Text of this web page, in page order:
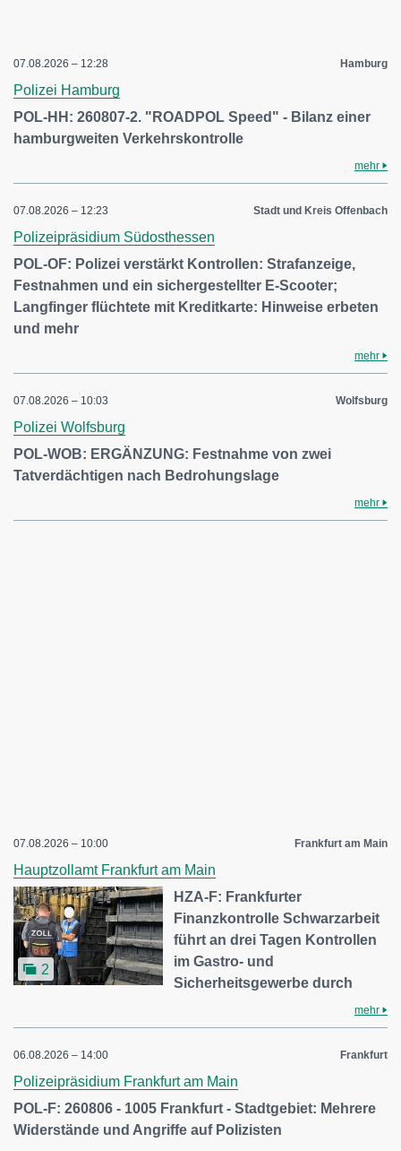
07.08.2026 – 12:28 Hamburg
Polizei Hamburg
POL-HH: 260807-2. "ROADPOL Speed" - Bilanz einer
hamburgweiten Verkehrskontrolle
mehr
07.08.2026 – 12:23 Stadt und Kreis Offenbach
Polizeipräsidium Südosthessen
POL-OF: Polizei verstärkt Kontrollen: Strafanzeige,
Festnahmen und ein sichergestellter E-Scooter;
Langfinger flüchtete mit Kreditkarte: Hinweise erbeten
und mehr
mehr
07.08.2026 – 10:03 Wolfsburg
Polizei Wolfsburg
POL-WOB: ERGÄNZUNG: Festnahme von zwei
Tatverdächtigen nach Bedrohungslage
mehr
07.08.2026 – 10:00 Frankfurt am Main
Hauptzollamt Frankfurt am Main
2
HZA-F: Frankfurter
Finanzkontrolle Schwarzarbeit
führt an drei Tagen Kontrollen
im Gastro- und
Sicherheitsgewerbe durch
mehr
06.08.2026 – 14:00 Frankfurt
Polizeipräsidium Frankfurt am Main
POL-F: 260806 - 1005 Frankfurt - Stadtgebiet: Mehrere
Widerstände und Angriffe auf Polizisten